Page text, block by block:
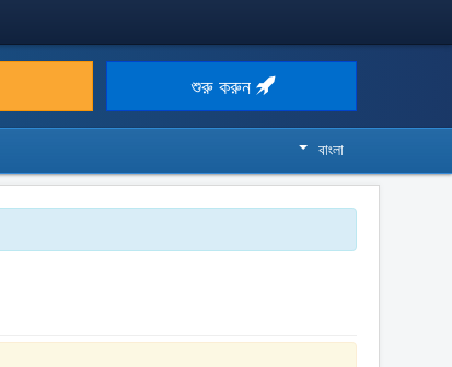
শুরু করুন
বাংলা